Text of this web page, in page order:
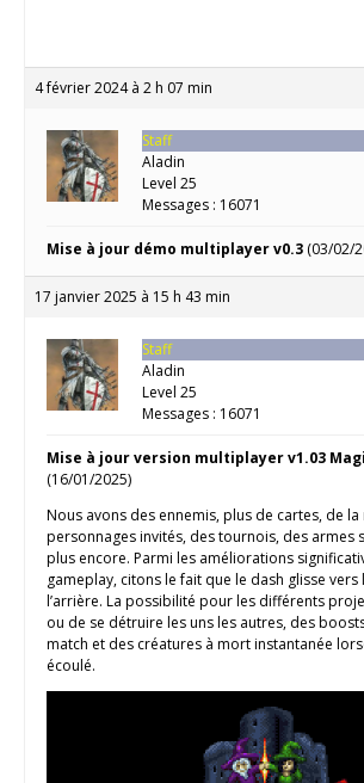
4 février 2024 à 2 h 07 min
Staff
Aladin
Level 25
Messages : 16071
Mise à jour démo multiplayer v0.3 (03/02/
17 janvier 2025 à 15 h 43 min
Staff
Aladin
Level 25
Messages : 16071
Mise à jour version multiplayer v1.03
(16/01/2025)
Nous avons des ennemis, plus de cartes, de
personnages invités, des tournois, des armes
plus encore. Parmi les améliorations
gameplay, citons le fait que le dash glisse vers
l’arrière. La possibilité pour les différents
ou de se détruire les uns les autres, des
match et des créatures à mort instantanée
écoulé.